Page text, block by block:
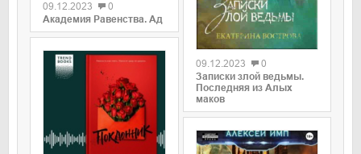
09.12.2023
0
Академия Равенства. Ад
09.12.2023
0
Записки злой ведьмы.
Последняя из Алых
маков